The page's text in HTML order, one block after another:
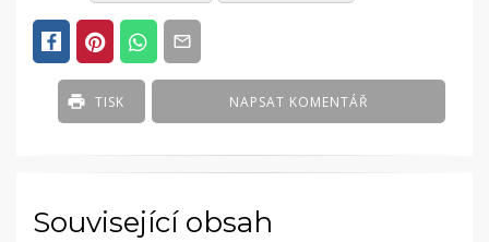
ČLÁNKY
NAPSAT KOMENTÁŘ
TISK
Související obsah